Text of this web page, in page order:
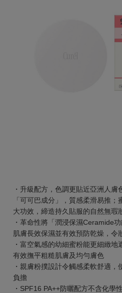
・升級配方，色調更貼近亞洲人膚
「可可巴成分」，質感柔滑易推
大功效，締造持久貼服的自然無瑕
・革命性將「潤浸保濕Ceramide
肌膚長效保濕並有效預防乾燥，令
・富空氣感的幼細蜜粉能更細緻地
有效撫平粗糙肌膚及均勻膚色
・親膚粉撲設計令觸感柔軟舒適
負擔
・SPF16 PA++防曬配方不含化學